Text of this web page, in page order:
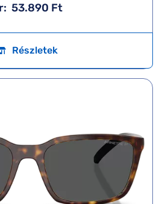
53.890 Ft
Részletek